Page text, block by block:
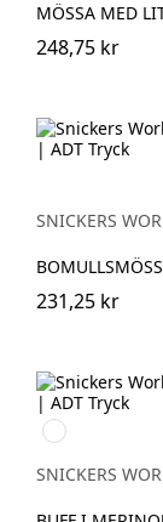
MÖSSA MED
248,75 kr
SNICKERS
231,25 kr
Svart/Svart
SNICKERS